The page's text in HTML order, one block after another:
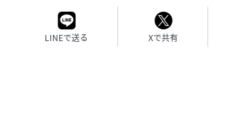
LINEで送る Xで共有